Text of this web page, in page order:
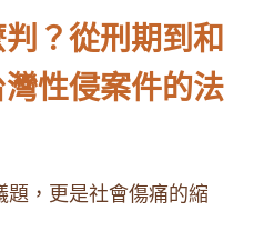
？從刑期到和
性侵案件的法
題，更是社會傷痛的縮